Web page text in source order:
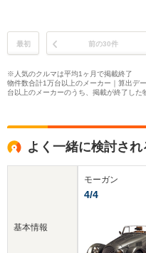
最初 前の30件
※人気のクルマは平均1ヶ月で掲載終了
物件数合計1万台以上のメーカー｜算出デ
台以上のメーカーのうち、掲載が終了し
よく一緒に検討さ
基本情報
モーガン
4/4